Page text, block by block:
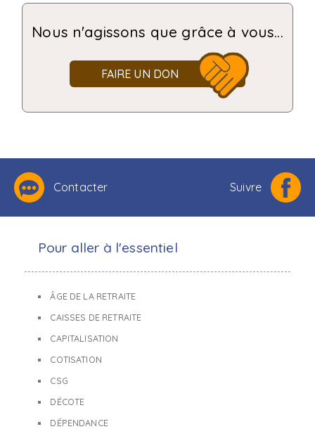
Nous n'agissons que grâce à vous...
FAIRE UN DON
Contacter Suivre
Pour aller à l'essentiel
ÂGE DE LA RETRAITE
CAISSES DE RETRAITE
CAPITALISATION
COTISATION
CSG
DÉCOTE
DÉPENDANCE